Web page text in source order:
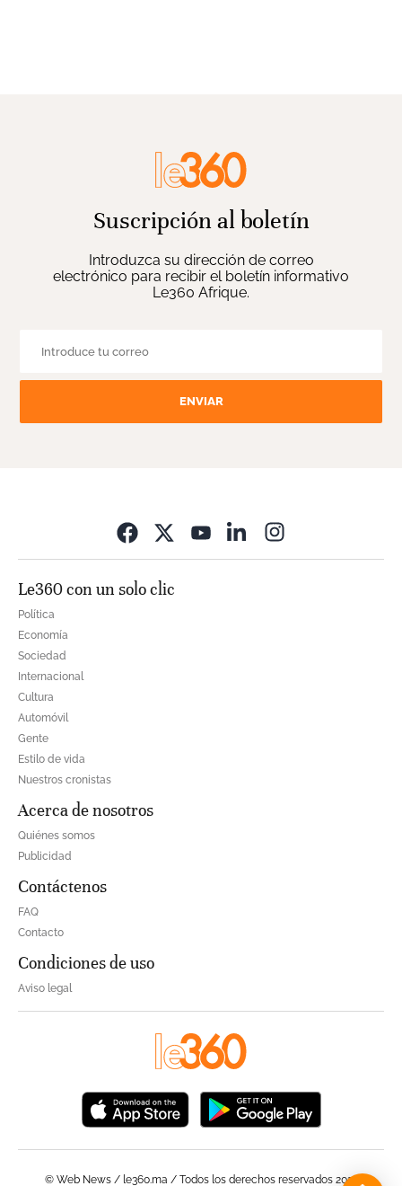
Suscripción al boletín
Introduzca su dirección de correo
electrónico para recibir el boletín informativo
Le360 Afrique.
ENVIAR
Le360 con un solo clic
Política
Economía
Sociedad
Internacional
Cultura
Automóvil
Gente
Estilo de vida
Nuestros cronistas
Acerca de nosotros
Quiénes somos
Publicidad
Contáctenos
FAQ
Contacto
Condiciones de uso
Aviso legal
© Web News / le360.ma / Todos los derechos reservados 2023